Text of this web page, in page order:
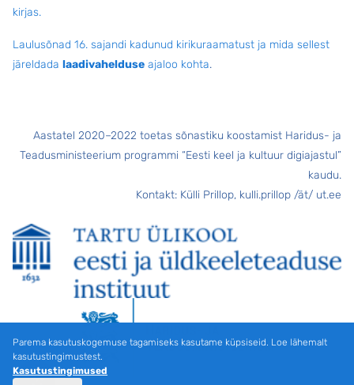
kirjas.
Laulusõnad 16. sajandi kadunud kirikuraamatust ja mida sellest
järeldada laadivahelduse ajaloo kohta.
Aastatel 2020–2022 toetas sõnastiku koostamist Haridus- ja
Teadusministeerium programmi “Eesti keel ja kultuur digiajastul”
kaudu.
Kontakt: Külli Prillop, kulli.prillop /ät/ ut.ee
Parema kasutuskogemuse tagamiseks kasutame küpsiseid. Loe lähemalt
kasutustingimustest.
Kasutustingimused